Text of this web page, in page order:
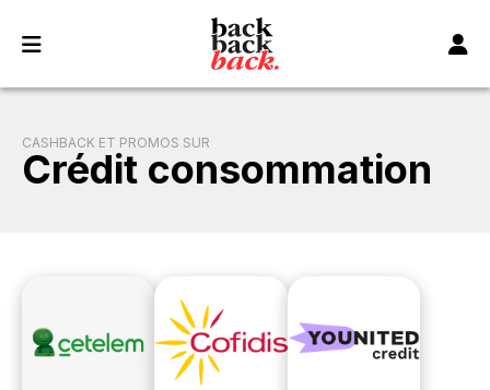
CASHBACK ET PROMOS SUR
Crédit consommation